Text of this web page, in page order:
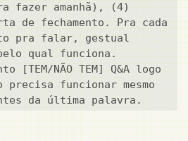
fazer amanhã), (4)
de fechamento. Pra cada
pra falar, gestual
qual funciona.
[TEM/NÃO TEM] Q&A logo
precisa funcionar mesmo
da última palavra.